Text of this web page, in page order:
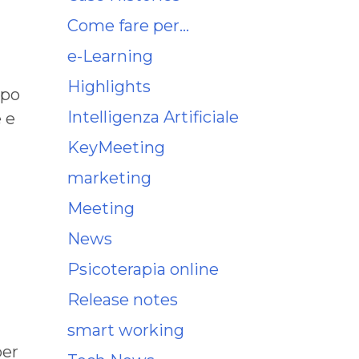
e
Come fare per…
e-Learning
Highlights
Intelligenza Artificiale
KeyMeeting
marketing
Meeting
News
Psicoterapia online
Release notes
smart working